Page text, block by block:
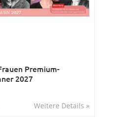
Premium-
2027
Weitere Details »